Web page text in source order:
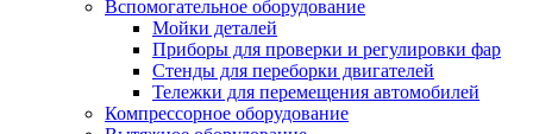
Вспомогательное оборудование
Мойки деталей
Приборы для проверки и регулировки фар
Стенды для переборки двигателей
Тележки для перемещения автомобилей
Компрессорное оборудование